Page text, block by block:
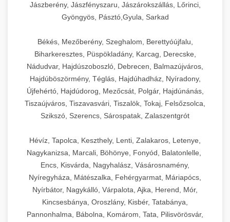
Jászberény, Jászfényszaru, Jászárokszállás, Lőrinci,
Gyöngyös, Pásztó,Gyula, Sarkad
Békés, Mezőberény, Szeghalom, Berettyóújfalu,
Biharkeresztes, Püspökladány, Karcag, Derecske,
Nádudvar, Hajdúszoboszló, Debrecen, Balmazújváros,
Hajdúböszörmény, Téglás, Hajdúhadház, Nyíradony,
Újfehértó, Hajdúdorog, Mezőcsát, Polgár, Hajdúnánás,
Tiszaújváros, Tiszavasvári, Tiszalök, Tokaj, Felsőzsolca,
Szikszó, Szerencs, Sárospatak, Zalaszentgrót
Hévíz, Tapolca, Keszthely, Lenti, Zalakaros, Letenye,
Nagykanizsa, Marcali, Böhönye, Fonyód, Balatonlelle,
Encs, Kisvárda, Nagyhalász, Vásárosnamény,
Nyíregyháza, Mátészalka, Fehérgyarmat, Máriapócs,
Nyírbátor, Nagykálló, Várpalota, Ajka, Herend, Mór,
Kincsesbánya, Oroszlány, Kisbér, Tatabánya,
Pannonhalma, Bábolna, Komárom, Tata, Pilisvörösvár,